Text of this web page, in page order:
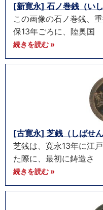
[新寛永] 石ノ巻銭（い
この画像の石ノ巻銭、
保13年ごろに、陸奥国
続きを読む »
[古寛永] 芝銭（しばせ
芝銭は、寛永13年に江
た際に、最初に鋳造さ
続きを読む »